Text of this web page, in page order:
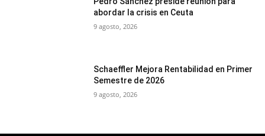
abordar la crisis en Ceuta
9 agosto, 2026
Schaeffler Mejora Rentabilidad en Primer
Semestre de 2026
9 agosto, 2026